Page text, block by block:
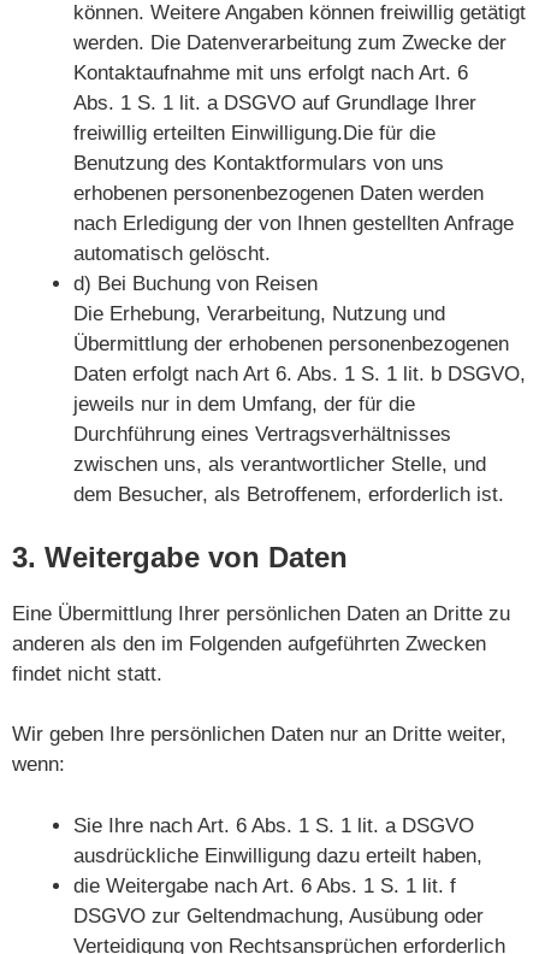
können. Weitere Angaben können freiwillig getätigt
werden. Die Datenverarbeitung zum Zwecke der
Kontaktaufnahme mit uns erfolgt nach Art. 6
Abs. 1 S. 1 lit. a DSGVO auf Grundlage Ihrer
freiwillig erteilten Einwilligung.Die für die
Benutzung des Kontaktformulars von uns
erhobenen personenbezogenen Daten werden
nach Erledigung der von Ihnen gestellten Anfrage
automatisch gelöscht.
d) Bei Buchung von Reisen
Die Erhebung, Verarbeitung, Nutzung und
Übermittlung der erhobenen personenbezogenen
Daten erfolgt nach Art 6. Abs. 1 S. 1 lit. b DSGVO,
jeweils nur in dem Umfang, der für die
Durchführung eines Vertragsverhältnisses
zwischen uns, als verantwortlicher Stelle, und
dem Besucher, als Betroffenem, erforderlich ist.
3. Weitergabe von Daten
Eine Übermittlung Ihrer persönlichen Daten an Dritte zu
anderen als den im Folgenden aufgeführten Zwecken
findet nicht statt.
Wir geben Ihre persönlichen Daten nur an Dritte weiter,
wenn:
Sie Ihre nach Art. 6 Abs. 1 S. 1 lit. a DSGVO
ausdrückliche Einwilligung dazu erteilt haben,
die Weitergabe nach Art. 6 Abs. 1 S. 1 lit. f
DSGVO zur Geltendmachung, Ausübung oder
Verteidigung von Rechtsansprüchen erforderlich